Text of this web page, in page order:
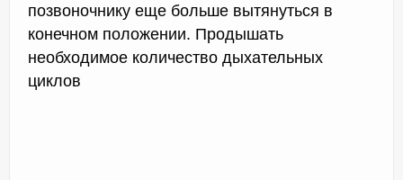
позвоночнику еще больше вытянуться в
конечном положении. Продышать
необходимое количество дыхательных
циклов